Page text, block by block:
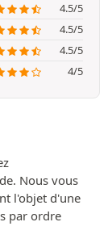
4.5/5
4.5/5
4.5/5
4/5
Nous vous
l'objet d'une
par ordre